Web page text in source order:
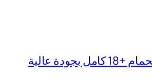
عالية